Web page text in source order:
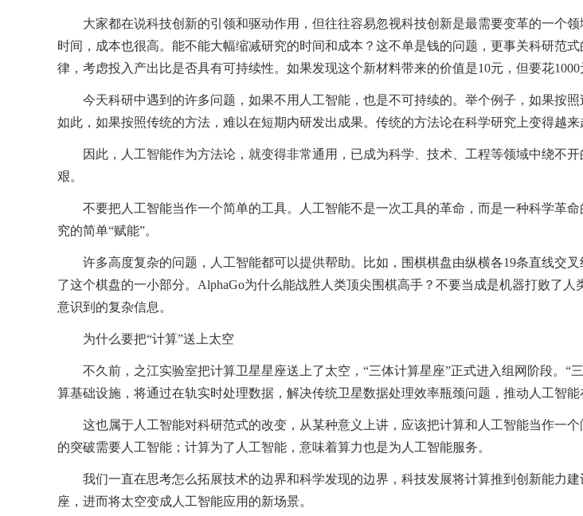
大家都在说科技创新的引领和驱动作用，但往往容易忽视科技创新是最需要变革的一个
时间，成本也很高。能不能大幅缩减研究的时间和成本？这不单是钱的问题，更事关科研范
律，考虑投入产出比是否具有可持续性。如果发现这个新材料带来的价值是10元，但要花
今天科研中遇到的许多问题，如果不用人工智能，也是不可持续的。举个例子，如果按
如此，如果按照传统的方法，难以在短期内研发出成果。传统的方法论在科学研究上变得越来
因此，人工智能作为方法论，就变得非常通用，已成为科学、技术、工程等领域中绕不
艰。
不要把人工智能当作一个简单的工具。人工智能不是一次工具的革命，而是一种科学
究的简单“赋能”。
许多高度复杂的问题，人工智能都可以提供帮助。比如，围棋棋盘由纵横各19条直线交
了这个棋盘的一小部分。AlphaGo为什么能战胜人类顶尖围棋高手？不要当成是机器打败了
意识到的复杂信息。
为什么要把“计算”送上太空
不久前，之江实验室把计算卫星星座送上了太空，“三体计算星座”正式进入组网阶段。
算基础设施，将通过在轨实时处理数据，解决传统卫星数据处理效率瓶颈问题，推动人工智能
这也属于人工智能对科研范式的改变，从某种意义上讲，应该把计算和人工智能当作一
的突破需要人工智能；计算为了人工智能，意味着算力也是为人工智能服务。
我们一直在思考怎么拓展技术的边界和科学发现的边界，科技发展将计算推到创新能力
座，进而将太空变成人工智能应用的新场景。